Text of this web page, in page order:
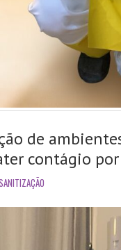
de
contágio